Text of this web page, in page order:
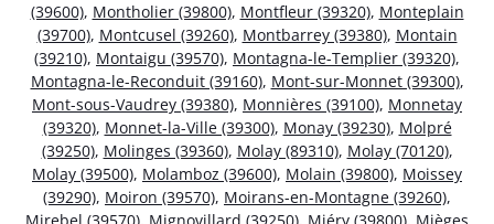
(39600), Montholier (39800), Montfleur (39320), Monteplain
(39700), Montcusel (39260), Montbarrey (39380), Montain
(39210), Montaigu (39570), Montagna-le-Templier (39320),
Montagna-le-Reconduit (39160), Mont-sur-Monnet (39300),
Mont-sous-Vaudrey (39380), Monnières (39100), Monnetay
(39320), Monnet-la-Ville (39300), Monay (39230), Molpré
(39250), Molinges (39360), Molay (89310), Molay (70120),
Molay (39500), Molamboz (39600), Molain (39800), Moissey
(39290), Moiron (39570), Moirans-en-Montagne (39260),